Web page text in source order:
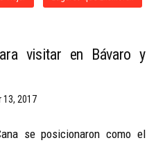
visitar en Bávaro y
13, 2017
se posicionaron como el